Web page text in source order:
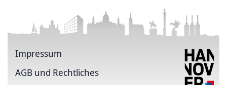
Impressum
AGB und Rechtliches